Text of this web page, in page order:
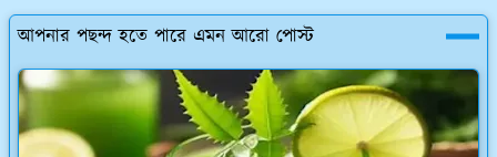
আপনার পছন্দ হতে পারে এমন আরো পোস্ট